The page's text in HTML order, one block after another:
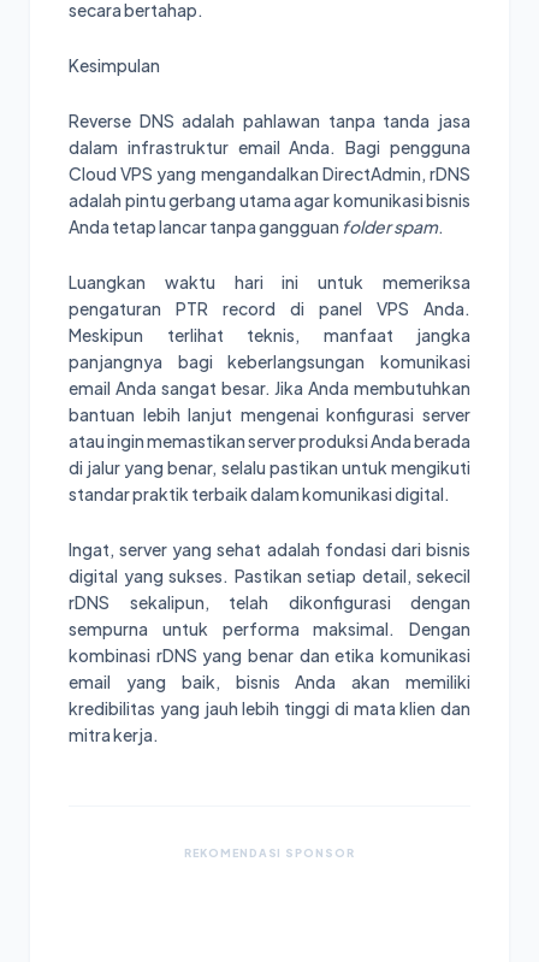
secara bertahap.
Kesimpulan
Reverse DNS adalah pahlawan tanpa tanda jasa
dalam infrastruktur email Anda. Bagi pengguna
Cloud VPS yang mengandalkan DirectAdmin, rDNS
adalah pintu gerbang utama agar komunikasi bisnis
Anda tetap lancar tanpa gangguan folder spam.
Luangkan waktu hari ini untuk memeriksa
pengaturan PTR record di panel VPS Anda.
Meskipun terlihat teknis, manfaat jangka
panjangnya bagi keberlangsungan komunikasi
email Anda sangat besar. Jika Anda membutuhkan
bantuan lebih lanjut mengenai konfigurasi server
atau ingin memastikan server produksi Anda berada
di jalur yang benar, selalu pastikan untuk mengikuti
standar praktik terbaik dalam komunikasi digital.
Ingat, server yang sehat adalah fondasi dari bisnis
digital yang sukses. Pastikan setiap detail, sekecil
rDNS sekalipun, telah dikonfigurasi dengan
sempurna untuk performa maksimal. Dengan
kombinasi rDNS yang benar dan etika komunikasi
email yang baik, bisnis Anda akan memiliki
kredibilitas yang jauh lebih tinggi di mata klien dan
mitra kerja.
REKOMENDASI SPONSOR